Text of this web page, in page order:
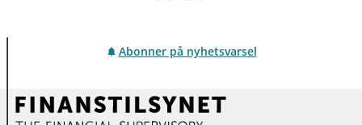
Abonner på nyhetsvarsel